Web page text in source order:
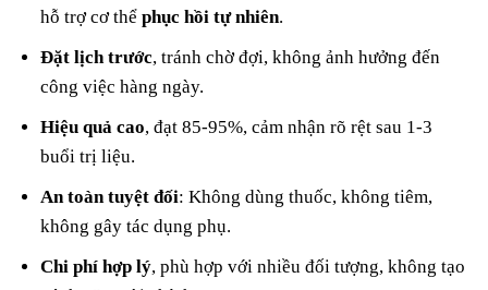
hỗ trợ cơ thểphục hồi tự nhiên.
Đặt lịch trước, tránh chờ đợi, không ảnh hưởng đến
công việc hàng ngày.
Hiệu quả cao, đạt 85-95%, cảm nhận rõ rệt sau 1-3
buổi trị liệu.
An toàn tuyệt đối: Không dùng thuốc, không tiêm,
không gây tác dụng phụ.
Chi phí hợp lý, phù hợp với nhiều đối tượng, không tạo